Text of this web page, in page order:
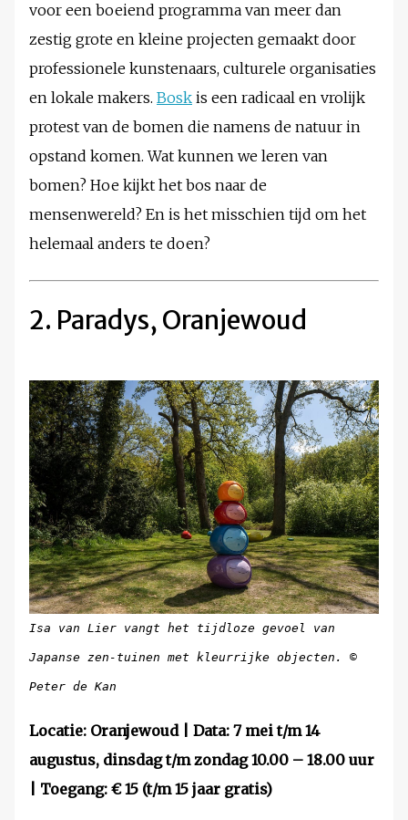
voor een boeiend programma van meer dan
zestig grote en kleine projecten gemaakt door
professionele kunstenaars, culturele organisaties
en lokale makers. Bosk is een radicaal en vrolijk
protest van de bomen die namens de natuur in
opstand komen. Wat kunnen we leren van
bomen? Hoe kijkt het bos naar de
mensenwereld? En is het misschien tijd om het
helemaal anders te doen?
2. Paradys, Oranjewoud
Isa van Lier vangt het tijdloze gevoel van
Japanse zen-tuinen met kleurrijke objecten. ©
Peter de Kan
Locatie: Oranjewoud | Data: 7 mei t/m 14
augustus, dinsdag t/m zondag 10.00 – 18.00 uur
| Toegang: € 15 (t/m 15 jaar gratis)